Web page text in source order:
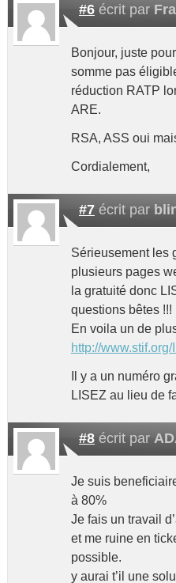
#6écrit par
Bonjour, juste
somme pas
réduction RATP
ARE.
RSA, ASS oui
Cordialement,
#7écrit par
Sérieusement les
plusieurs pages
la gratuité donc
questions bêtes !!!
En voila un de
http://
Il y a un numéro
LISEZ au lieu de
#8écrit par
Je suis
à 80%
Je fais un travail
et me ruine en
possible.
y aurai t’il une